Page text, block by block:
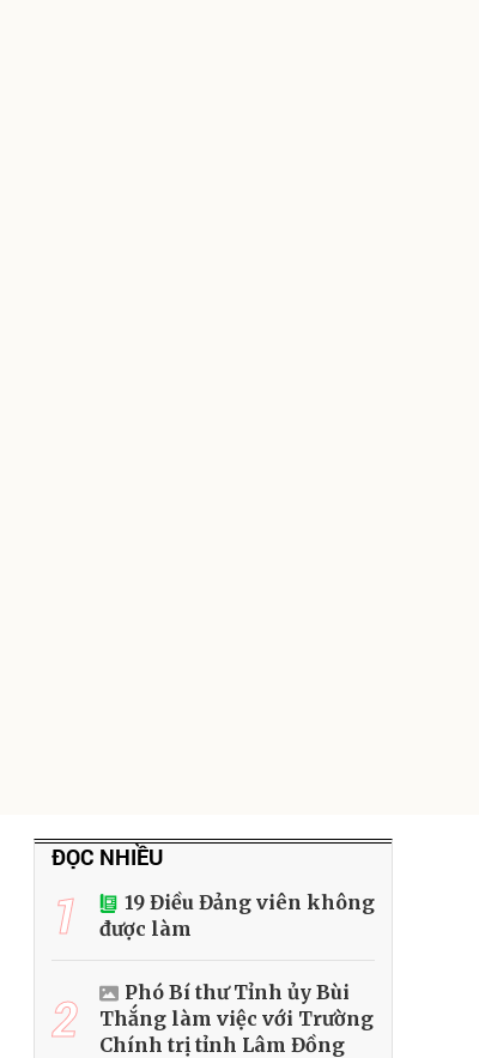
ĐỌC NHIỀU
1
19 Điều Đảng viên không
được làm
2
Phó Bí thư Tỉnh ủy Bùi
Thắng làm việc với Trường
Chính trị tỉnh Lâm Đồng